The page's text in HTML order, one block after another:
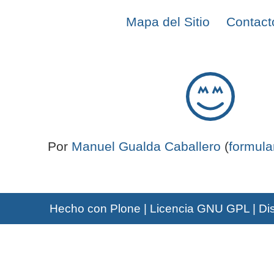
Mapa del Sitio
Por Manuel Gualda Caballero (
Hecho con Plone | Licencia GNU GPL|